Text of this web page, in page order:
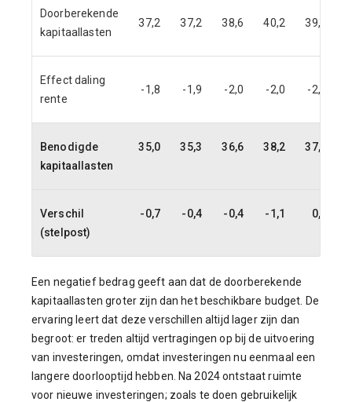
Doorberekende
kapitaallasten
37,2 37,2 38,6 40,2 39,9
Effect daling
rente
-1,8 -1,9 -2,0 -2,0 -2,0
Benodigde
kapitaallasten
35,0 35,3 36,6 38,2 37,9
Verschil
(stelpost)
-0,7 -0,4 -0,4 -1,1 0,1
Een negatief bedrag geeft aan dat de doorberekende
kapitaallasten groter zijn dan het beschikbare budget. De
ervaring leert dat deze verschillen altijd lager zijn dan
begroot: er treden altijd vertragingen op bij de uitvoering
van investeringen, omdat investeringen nu eenmaal een
langere doorlooptijd hebben. Na 2024 ontstaat ruimte
voor nieuwe investeringen; zoals te doen gebruikelijk